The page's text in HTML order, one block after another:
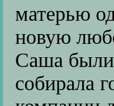
матерью
новую
Саша были
собирала